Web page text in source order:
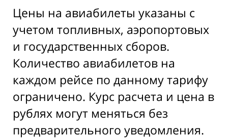
Цены на авиабилеты указаны с
учетом топливных, аэропортовых
и государственных сборов.
Количество авиабилетов на
каждом рейсе по данному тарифу
ограничено. Курс расчета и цена в
рублях могут меняться без
предварительного уведомления.